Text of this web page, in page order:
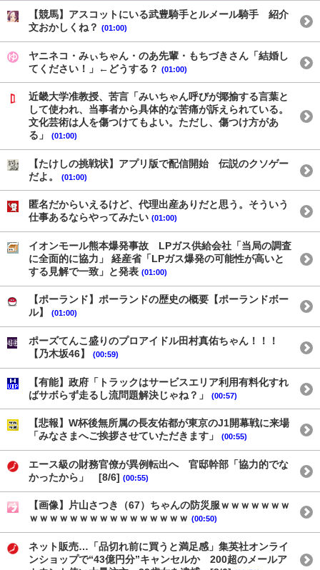
【競馬】アスコットにいる武豊騎手とルメール騎手 紹介
文おかしくね？ (01:00)
ヤニネコ・みぃちゃん・のあ先輩・もちづきさん「結婚し
てください！」←どうする？ (01:00)
近畿大学准教授、苦言「みいちゃん呼びが揶揄する言葉と
して使われ、当事者から具体的な苦痛が訴えられている。
文化芸術は人を傷つけてもよい。ただし、傷つけ方があ
る」
(01:00)
【たけしの挑戦状】アプリ版で配信開始 伝説のクソゲー
だよ。
(01:00)
匿名だからいえるけど、代理出産ありだと思う。そういう
仕事あるならやってみたい (01:00)
イオンモール熊本爆発事故 LPガス供給会社「当局の調査
に全面的に協力」 経産省「LPガス爆発の可能性が高いと
する見解で一致」と発表 (01:00)
【ポーランド】ポーランドの歴史の概要【ポーランドボー
ル】
(01:00)
ポーズてんこ盛りのプロアイドル田村真佑ちゃん！！！
【乃木坂46】
(00:59)
【有能】政府「トラックはサービスエリア利用有料化すれ
ばサボらず走るし流問題解決じゃね？」
(00:57)
【悲報】W杯後無所属の長友佑都が東京のJ1開幕戦に来場
「みなさまへご挨拶させていただきます」
(00:55)
エース級の財務官僚が異例転出へ 官邸幹部「協力的でな
かったから」 [8/6] (00:55)
【画像】片山さつき（67）ちゃんの防災服ｗｗｗｗｗｗｗ
ｗｗｗｗｗｗｗｗｗｗｗｗｗｗｗｗ (00:50)
ネット販売…「品切れ前に買うと満足感」集英社オンライ
ンショップで“43億円分”キャンセルか 200超のメールア